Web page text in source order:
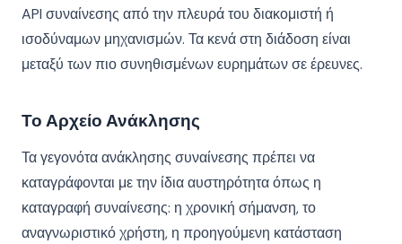
API συναίνεσης από την πλευρά του διακομιστή ή
ισοδύναμων μηχανισμών. Τα κενά στη διάδοση είναι
μεταξύ των πιο συνηθισμένων ευρημάτων σε έρευνες.
Το Αρχείο Ανάκλησης
Τα γεγονότα ανάκλησης συναίνεσης πρέπει να
καταγράφονται με την ίδια αυστηρότητα όπως η
καταγραφή συναίνεσης: η χρονική σήμανση, το
αναγνωριστικό χρήστη, η προηγούμενη κατάσταση